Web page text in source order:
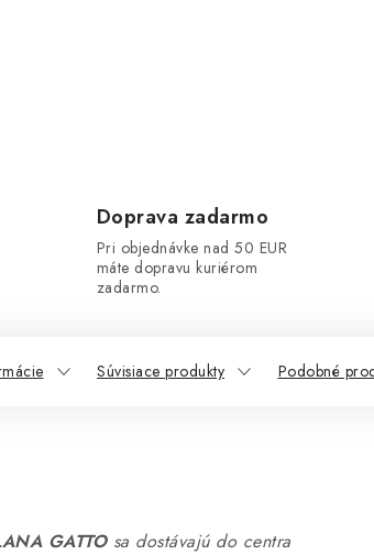
Doprava zadarmo
Pri objednávke nad 50 EUR
máte dopravu kuriérom
zadarmo.
Súvisiace produkty Podobné
GATTOsa dostávajú do centra